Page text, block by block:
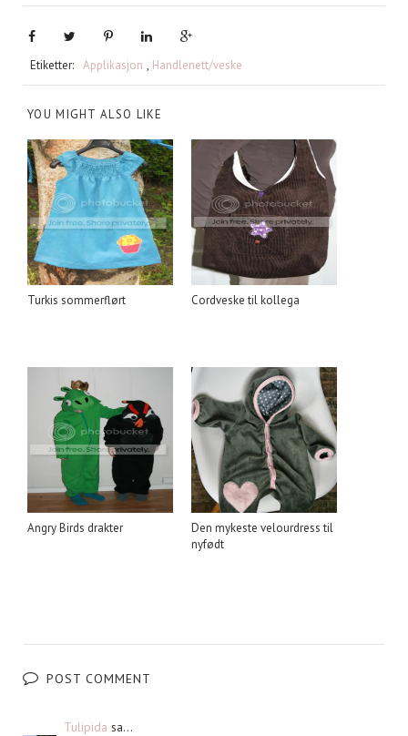
Etiketter: Applikasjon , Handlenett/veske
YOU MIGHT ALSO LIKE
Turkis sommerflørt Cordveske til kollega
Angry Birds drakter
Den mykeste velourdress til
nyfødt
POST COMMENT
Tulipida sa...